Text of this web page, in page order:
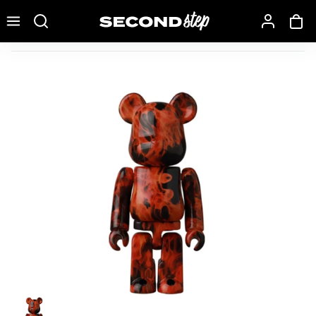
Bearbrick Series 44 Flame Pattern 100% (Opened Blind